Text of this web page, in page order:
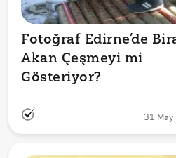
Fotoğraf Edirne’de
Akan Çeşmeyi mi
Gösteriyor?
31